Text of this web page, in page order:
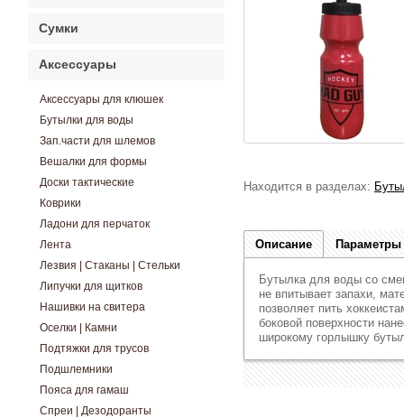
Находится в разделах:
Описание Параметры
Бутылка для воды со
не впитывает запахи,
позволяет пить
боковой поверхности
широкому горлышку
Сумки
Аксессуары
Аксессуары для клюшек
Бутылки для воды
Зап.части для шлемов
Вешалки для формы
Доски тактические
Коврики
Ладони для перчаток
Лента
Лезвия | Стаканы | Стельки
Липучки для щитков
Нашивки на свитера
Оселки | Камни
Подтяжки для трусов
Подшлемники
Пояса для гамаш
Спреи | Дезодоранты